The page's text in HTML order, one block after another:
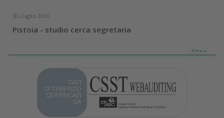
30 Luglio 2026
Pistoia - studio cerca segretaria
Altro...